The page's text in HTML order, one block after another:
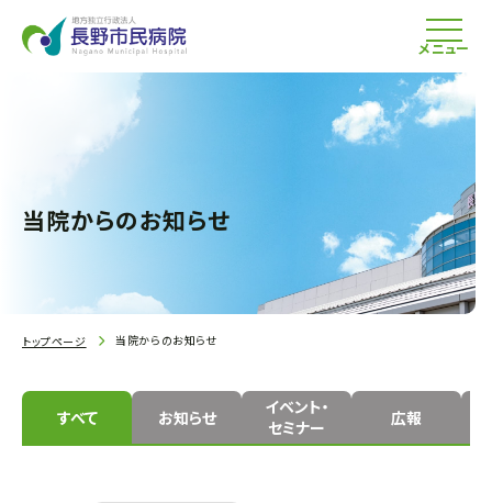
メニュー
当院からのお知らせ
トップページ 当院からのお知らせ
すべて お知らせ
イベント・
セミナー
広報